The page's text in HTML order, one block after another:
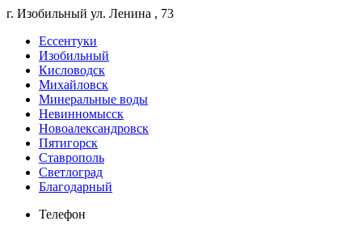
г. Изобильный ул. Ленина , 73
Ессентуки
Изобильный
Кисловодск
Михайловск
Минеральные воды
Невинномысск
Новоалександровск
Пятигорск
Ставрополь
Светлоград
Благодарный
Телефон